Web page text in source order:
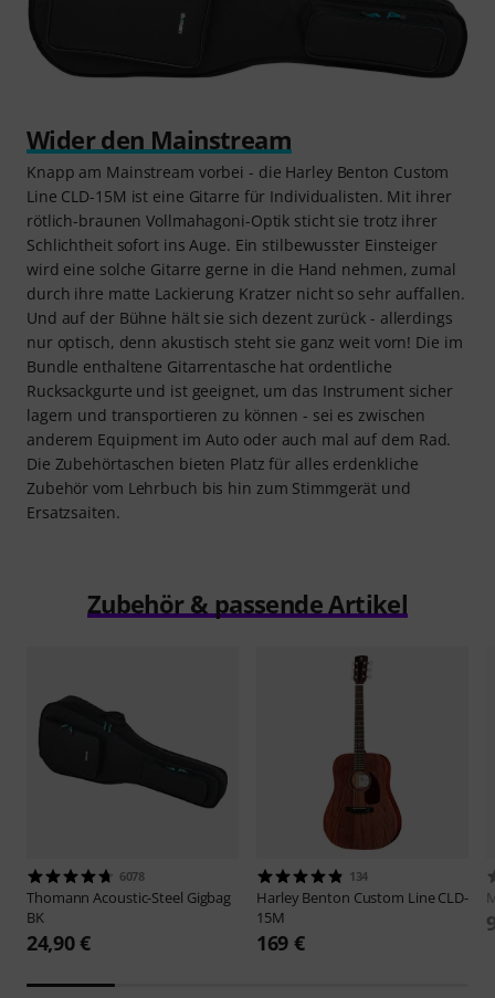
Wider den Mainstream
Knapp am Mainstream vorbei - die Harley Benton Custom
Line CLD-15M ist eine Gitarre für Individualisten. Mit ihrer
rötlich-braunen Vollmahagoni-Optik sticht sie trotz ihrer
Schlichtheit sofort ins Auge. Ein stilbewusster Einsteiger
wird eine solche Gitarre gerne in die Hand nehmen, zumal
durch ihre matte Lackierung Kratzer nicht so sehr auffallen.
Und auf der Bühne hält sie sich dezent zurück - allerdings
nur optisch, denn akustisch steht sie ganz weit vorn! Die im
Bundle enthaltene Gitarrentasche hat ordentliche
Rucksackgurte und ist geeignet, um das Instrument sicher
lagern und transportieren zu können - sei es zwischen
anderem Equipment im Auto oder auch mal auf dem Rad.
Die Zubehörtaschen bieten Platz für alles erdenkliche
Zubehör vom Lehrbuch bis hin zum Stimmgerät und
Ersatzsaiten.
Zubehör & passende Artikel
6078
ThomannAcoustic-Steel Gigbag
BK
24,90 €
134
Harley Benton Custom Line CLD-
15M
169 €